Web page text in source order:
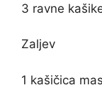
3 ravne
Zaljev
1 kašičica